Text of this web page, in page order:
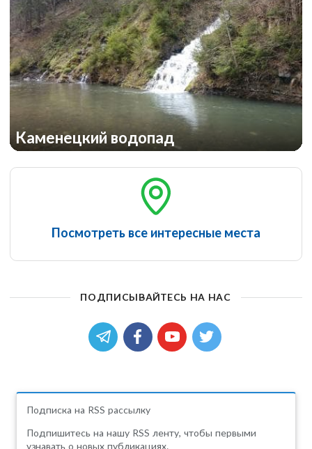
Каменецкий водопад
Посмотреть все интересные места
ПОДПИСЫВАЙТЕСЬ НА НАС
Подписка на RSS рассылку
Подпишитесь на нашу RSS ленту, чтобы первыми
узнавать о новых публикациях.